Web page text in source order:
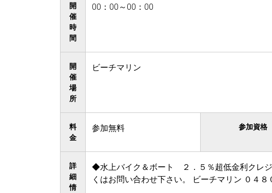
開
催
時
間
00：00～00：00
開
催
場
所
ビーチマリン
料
金
参加無料 参加資格
詳
細
情
◆水上バイク＆ボート ２．５％超低金利クレ
くはお問い合わせ下さい。 ビーチマリン ０４